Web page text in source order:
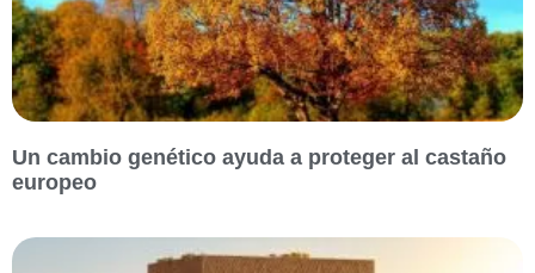
Un cambio genético ayuda a proteger al castaño
europeo